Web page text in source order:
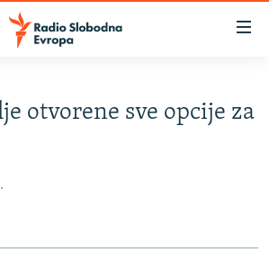
otvorene sve opcije za